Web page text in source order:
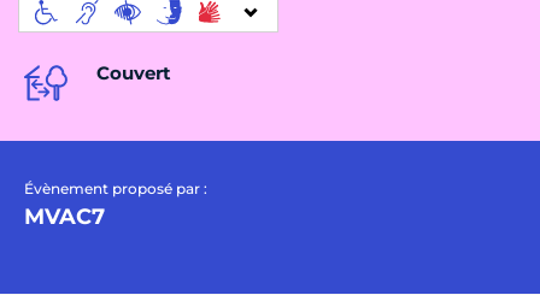
Couvert
Évènement proposé par :
MVAC7